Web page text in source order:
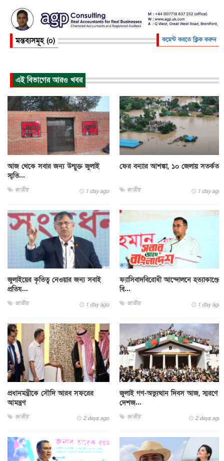
মন্তব্যসমূহ (০) কমেন্ট করতে ক্লিক করুন
এই বিভাগের আরও খবর
আজ থেকে সবার জন্য উন্মুক্ত জুলাই
স্মৃতি...
জাতীয় 1 day ago
ফের বন্যার আশঙ্কা, ১০ জেলায় সতর্কতা
জাতীয় 1 day ago
জুলাইয়ের কৃতিত্ব নেওয়ার জন্য সবাই
প্রতিয...
জাতীয় 1 day ago
ফ্যাসিবাদবিরোধী আন্দোলনে হত্যাকাণ্ডের
বি...
জাতীয় 1 day ago
প্রধানমন্ত্রীকে সৌদি আরব সফরের
আমন্ত্রণ
জাতীয় 2 days ago
জুলাই গণ-অভ্যুত্থান দিবস আজ, স্মরণে
দেশজ...
জাতীয় 2 days ago